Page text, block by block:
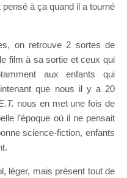
pensé à ça quand il a tourné
on retrouve 2 sortes de
film à sa sortie et ceux qui
aux enfants qui
que nous il y a 20
nous en met une fois de
l’époque où il ne pensait
science-fiction, enfants
léger, mais présent tout de